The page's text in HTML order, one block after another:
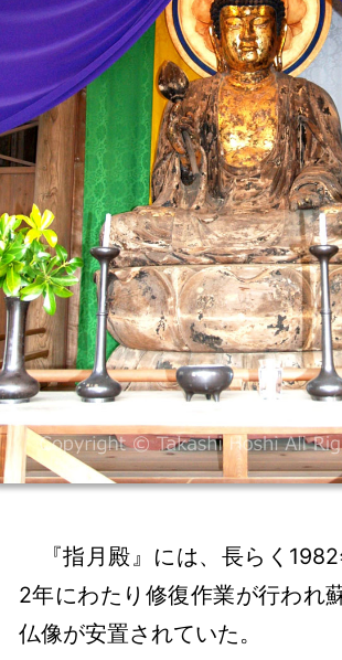
『指月殿』には、長らく
2年にわたり修復作業が行われ
仏像が安置されていた。